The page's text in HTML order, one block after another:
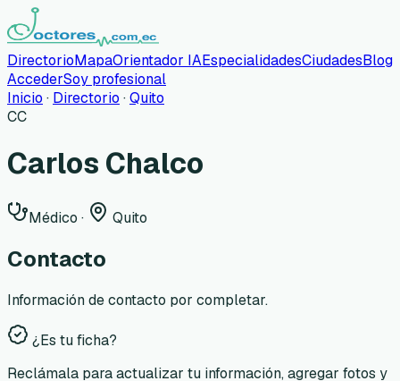
DirectorioMapaOrientador IAEspecialidadesCiudadesBlog
AccederSoy profesional
Inicio · Directorio ·Quito
CC
Carlos Chalco
Médico · Quito
Contacto
Información de contacto por completar.
¿Es tu ficha?
Reclámala para actualizar tu información, agregar fotos y